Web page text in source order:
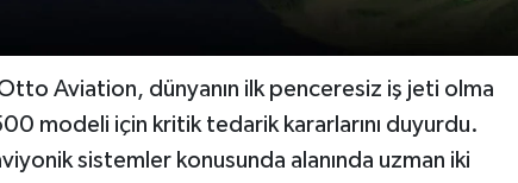
Aviation, dünyanın ilk penceresiz iş jeti olma
modeli için kritik tedarik kararlarını duyurdu.
sistemler konusunda alanında uzman iki